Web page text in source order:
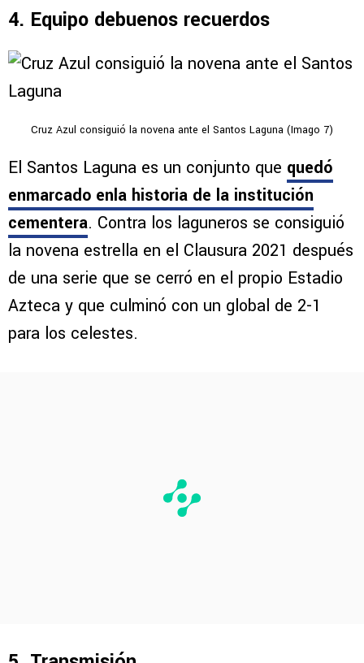
4. Equipo debuenos recuerdos
Cruz Azul consiguió la novena ante el Santos Laguna (Imago 7)
El Santos Laguna es un conjunto que quedó
enmarcado enla historia de la institución
cementera. Contra los laguneros se consiguió
la novena estrella en el Clausura 2021 después
de una serie que se cerró en el propio Estadio
Azteca y que culminó con un global de 2-1
para los celestes.